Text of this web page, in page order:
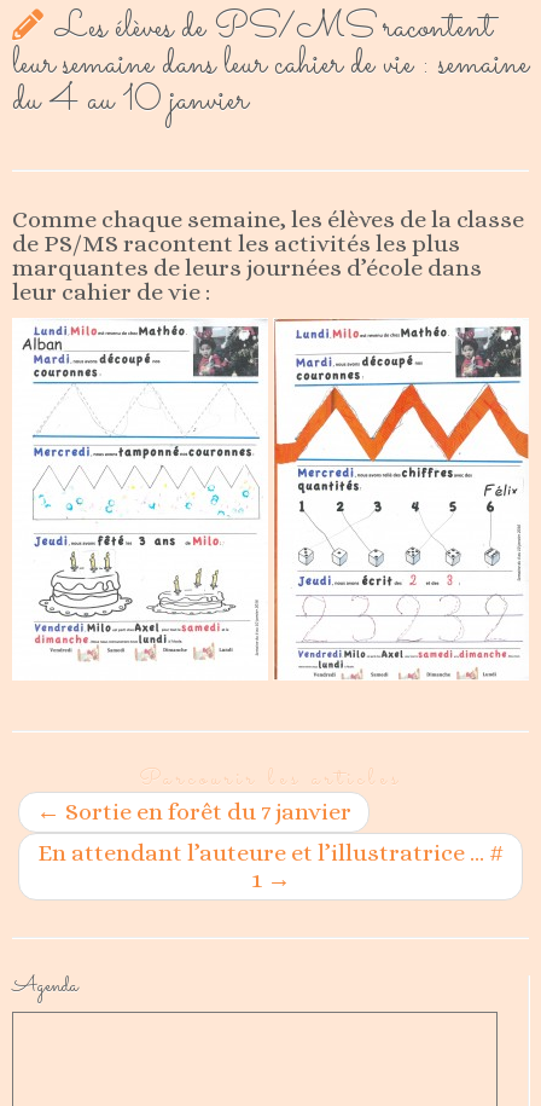
Les élèves de PS/MS racontent
leur semaine dans leur cahier de vie : semaine
du 4 au 10 janvier
Comme chaque semaine, les élèves de la classe
de PS/MS racontent les activités les plus
marquantes de leurs journées d’école dans
leur cahier de vie :
Parcourir les articles
← Sortie en forêt du 7 janvier
En attendant l’auteure et l’illustratrice … #
1 →
Agenda